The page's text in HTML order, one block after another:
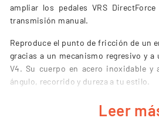
ampliar los pedales VRS
transmisión manual.
Reproduce el punto de fricción de un
gracias a un mecanismo regresivo y a
V4. Su cuerpo en acero inoxidable y
ángulo, recorrido y dureza a tu estilo.
Leer